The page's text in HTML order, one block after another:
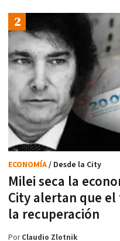
Milei seca la
City alertan que
la recuperación
ECONOMÍA/ Desde la City
PorClaudio Zlotnik